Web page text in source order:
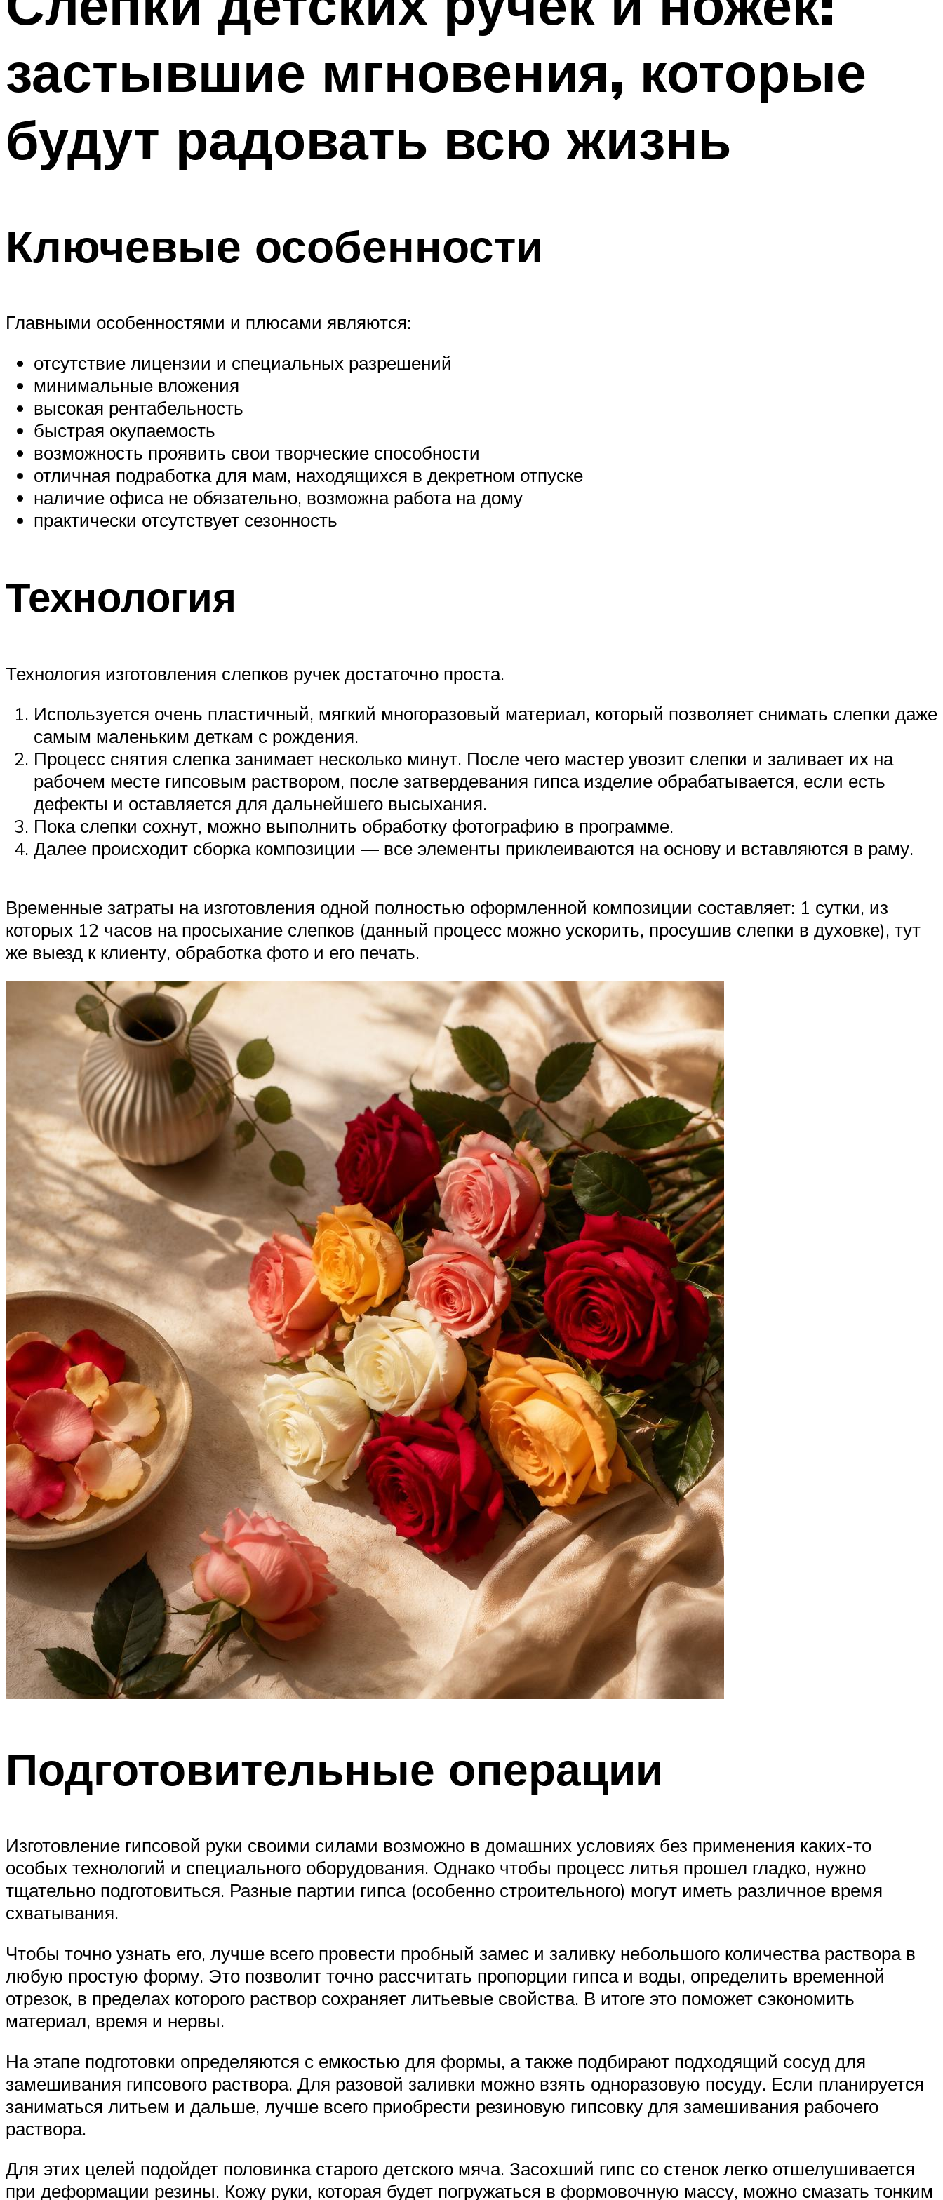
застывшие мгновения, которые
будут радовать всю жизнь
Ключевые особенности
Главными особенностями и плюсами являются:
отсутствие лицензии и специальных разрешений
минимальные вложения
высокая рентабельность
быстрая окупаемость
возможность проявить свои творческие способности
отличная подработка для мам, находящихся в декретном отпуске
наличие офиса не обязательно, возможна работа на дому
практически отсутствует сезонность
Технология
Технология изготовления слепков ручек достаточно проста.
Используется очень пластичный, мягкий многоразовый материал, который позволяет снимать слепки даже
самым маленьким деткам с рождения.
Процесс снятия слепка занимает несколько минут. После чего мастер увозит слепки и заливает их на
рабочем месте гипсовым раствором, после затвердевания гипса изделие обрабатывается, если есть
дефекты и оставляется для дальнейшего высыхания.
Пока слепки сохнут, можно выполнить обработку фотографию в программе.
Далее происходит сборка композиции — все элементы приклеиваются на основу и вставляются в раму.
Временные затраты на изготовления одной полностью оформленной композиции составляет: 1 сутки, из
которых 12 часов на просыхание слепков (данный процесс можно ускорить, просушив слепки в духовке), тут
же выезд к клиенту, обработка фото и его печать.
Подготовительные операции
Изготовление гипсовой руки своими силами возможно в домашних условиях без применения каких-то
особых технологий и специального оборудования. Однако чтобы процесс литья прошел гладко, нужно
тщательно подготовиться. Разные партии гипса (особенно строительного) могут иметь различное время
схватывания.
Чтобы точно узнать его, лучше всего провести пробный замес и заливку небольшого количества раствора в
любую простую форму. Это позволит точно рассчитать пропорции гипса и воды, определить временной
отрезок, в пределах которого раствор сохраняет литьевые свойства. В итоге это поможет сэкономить
материал, время и нервы.
На этапе подготовки определяются с емкостью для формы, а также подбирают подходящий сосуд для
замешивания гипсового раствора. Для разовой заливки можно взять одноразовую посуду. Если планируется
заниматься литьем и дальше, лучше всего приобрести резиновую гипсовку для замешивания рабочего
раствора.
Для этих целей подойдет половинка старого детского мяча. Засохший гипс со стенок легко отшелушивается
при деформации резины. Кожу руки, которая будет погружаться в формовочную массу, можно смазать тонким